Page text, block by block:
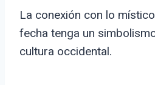
La conexión con lo
fecha tenga un
cultura occidental.